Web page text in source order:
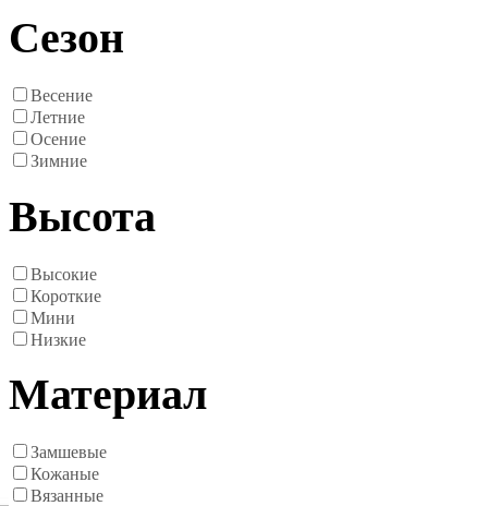
Сезон
Весение
Летние
Осение
Зимние
Высота
Высокие
Короткие
Мини
Низкие
Материал
Замшевые
Кожаные
Вязанные